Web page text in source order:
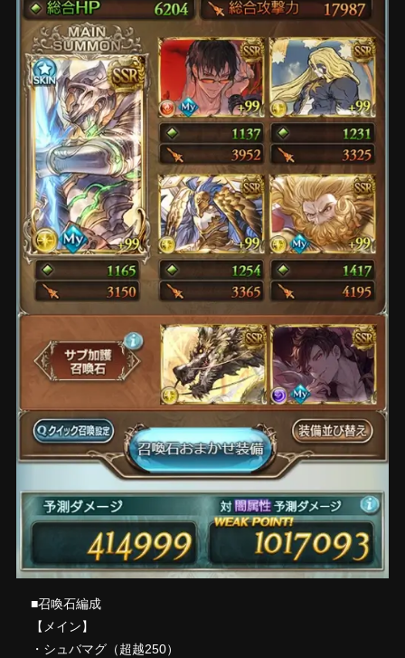
■召喚石編成
【メイン】
・シュバマグ（超越250）